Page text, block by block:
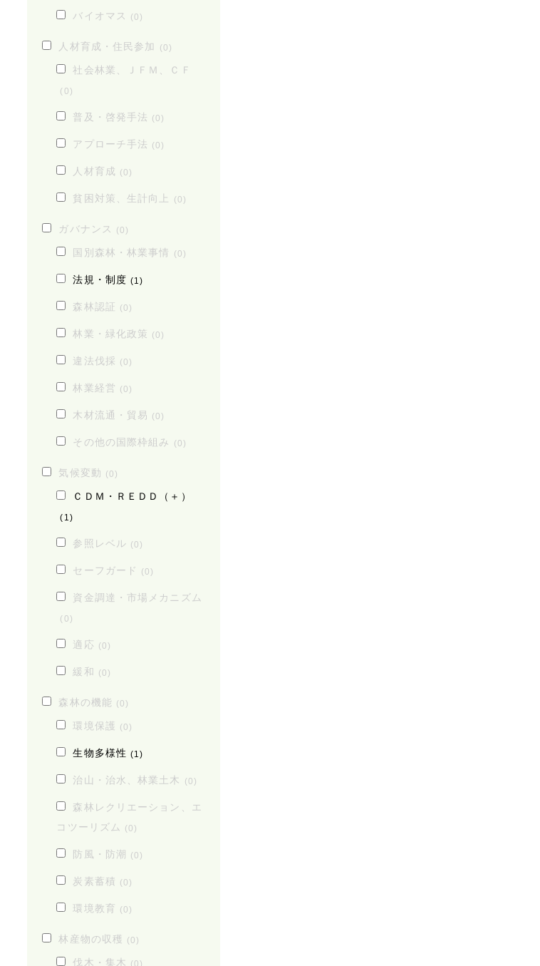
バイオマス (0)
人材育成・住民参加 (0)
社会林業、ＪＦＭ、ＣＦ
(0)
普及・啓発手法 (0)
アプローチ手法 (0)
人材育成 (0)
貧困対策、生計向上 (0)
ガバナンス (0)
国別森林・林業事情 (0)
法規・制度 (1)
森林認証 (0)
林業・緑化政策 (0)
違法伐採 (0)
林業経営 (0)
木材流通・貿易 (0)
その他の国際枠組み (0)
気候変動 (0)
ＣＤＭ・ＲＥＤＤ（＋）
(1)
参照レベル (0)
セーフガード (0)
資金調達・市場メカニズム
(0)
適応 (0)
緩和 (0)
森林の機能 (0)
環境保護 (0)
生物多様性 (1)
治山・治水、林業土木 (0)
森林レクリエーション、エ
コツーリズム (0)
防風・防潮 (0)
炭素蓄積 (0)
環境教育 (0)
林産物の収穫 (0)
伐木・集木 (0)